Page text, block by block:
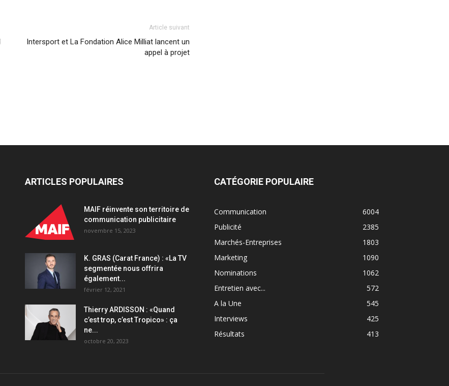
Article suivant
Intersport et La Fondation Alice Milliat lancent un
appel à projet
ARTICLES POPULAIRES
MAIF réinvente son territoire de
communication publicitaire
novembre 15, 2023
K. GRAS (Carat France) : «La TV
segmentée nous offrira
également...
février 12, 2021
Thierry ARDISSON : «Quand
c’est trop, c’est Tropico» : ça
ne...
octobre 20, 2023
CATÉGORIE POPULAIRE
Communication
6004
Publicité
2385
Marchés-Entreprises
1803
Marketing
1090
Nominations
1062
Entretien avec...
572
A la Une
545
Interviews
425
Résultats
413